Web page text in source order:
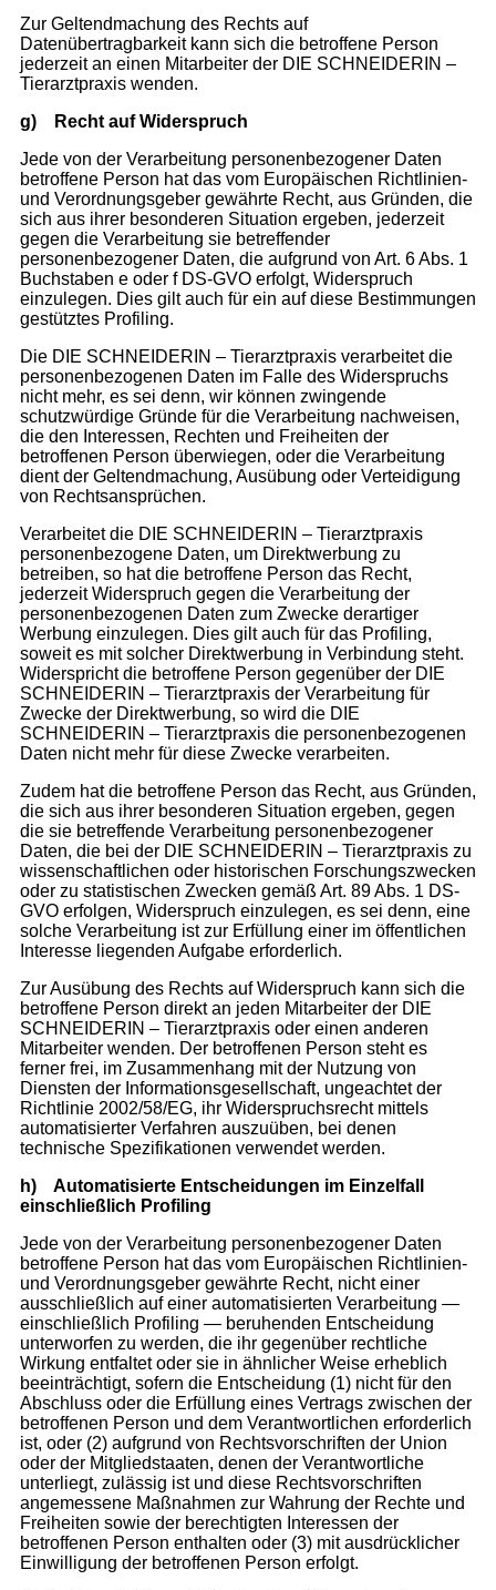
Zur Geltendmachung des Rechts auf
Datenübertragbarkeit kann sich die betroffene Person
jederzeit an einen Mitarbeiter der DIE SCHNEIDERIN –
Tierarztpraxis wenden.
g)
Recht auf Widerspruch
Jede von der Verarbeitung personenbezogener Daten
betroffene Person hat das vom Europäischen Richtlinien-
und Verordnungsgeber gewährte Recht, aus Gründen, die
sich aus ihrer besonderen Situation ergeben, jederzeit
gegen die Verarbeitung sie betreffender
personenbezogener Daten, die aufgrund von Art. 6 Abs. 1
Buchstaben e oder f DS-GVO erfolgt, Widerspruch
einzulegen. Dies gilt auch für ein auf diese Bestimmungen
gestütztes Profiling.
Die DIE SCHNEIDERIN – Tierarztpraxis verarbeitet die
personenbezogenen Daten im Falle des Widerspruchs
nicht mehr, es sei denn, wir können zwingende
schutzwürdige Gründe für die Verarbeitung nachweisen,
die den Interessen, Rechten und Freiheiten der
betroffenen Person überwiegen, oder die Verarbeitung
dient der Geltendmachung, Ausübung oder Verteidigung
von Rechtsansprüchen.
Verarbeitet die DIE SCHNEIDERIN – Tierarztpraxis
personenbezogene Daten, um Direktwerbung zu
betreiben, so hat die betroffene Person das Recht,
jederzeit Widerspruch gegen die Verarbeitung der
personenbezogenen Daten zum Zwecke derartiger
Werbung einzulegen. Dies gilt auch für das Profiling,
soweit es mit solcher Direktwerbung in Verbindung steht.
Widerspricht die betroffene Person gegenüber der DIE
SCHNEIDERIN – Tierarztpraxis der Verarbeitung für
Zwecke der Direktwerbung, so wird die DIE
SCHNEIDERIN – Tierarztpraxis die personenbezogenen
Daten nicht mehr für diese Zwecke verarbeiten.
Zudem hat die betroffene Person das Recht, aus Gründen,
die sich aus ihrer besonderen Situation ergeben, gegen
die sie betreffende Verarbeitung personenbezogener
Daten, die bei der DIE SCHNEIDERIN – Tierarztpraxis zu
wissenschaftlichen oder historischen Forschungszwecken
oder zu statistischen Zwecken gemäß Art. 89 Abs. 1 DS-
GVO erfolgen, Widerspruch einzulegen, es sei denn, eine
solche Verarbeitung ist zur Erfüllung einer im öffentlichen
Interesse liegenden Aufgabe erforderlich.
Zur Ausübung des Rechts auf Widerspruch kann sich die
betroffene Person direkt an jeden Mitarbeiter der DIE
SCHNEIDERIN – Tierarztpraxis oder einen anderen
Mitarbeiter wenden. Der betroffenen Person steht es
ferner frei, im Zusammenhang mit der Nutzung von
Diensten der Informationsgesellschaft, ungeachtet der
Richtlinie 2002/58/EG, ihr Widerspruchsrecht mittels
automatisierter Verfahren auszuüben, bei denen
technische Spezifikationen verwendet werden.
h)
Automatisierte Entscheidungen im Einzelfall
einschließlich Profiling
Jede von der Verarbeitung personenbezogener Daten
betroffene Person hat das vom Europäischen Richtlinien-
und Verordnungsgeber gewährte Recht, nicht einer
ausschließlich auf einer automatisierten Verarbeitung —
einschließlich Profiling — beruhenden Entscheidung
unterworfen zu werden, die ihr gegenüber rechtliche
Wirkung entfaltet oder sie in ähnlicher Weise erheblich
beeinträchtigt, sofern die Entscheidung (1) nicht für den
Abschluss oder die Erfüllung eines Vertrags zwischen der
betroffenen Person und dem Verantwortlichen erforderlich
ist, oder (2) aufgrund von Rechtsvorschriften der Union
oder der Mitgliedstaaten, denen der Verantwortliche
unterliegt, zulässig ist und diese Rechtsvorschriften
angemessene Maßnahmen zur Wahrung der Rechte und
Freiheiten sowie der berechtigten Interessen der
betroffenen Person enthalten oder (3) mit ausdrücklicher
Einwilligung der betroffenen Person erfolgt.